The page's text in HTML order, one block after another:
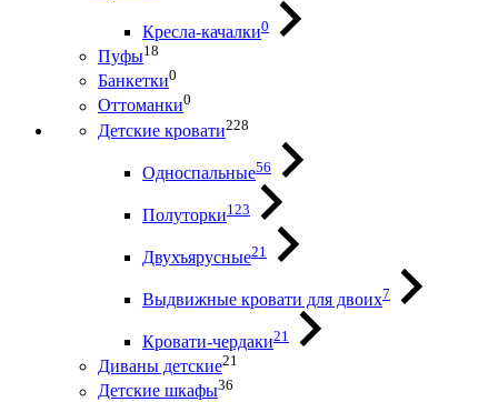
Кресла-качалки0
Пуфы18
Банкетки0
Оттоманки0
Детские кровати228
Односпальные56
Полуторки123
Двухъярусные21
Выдвижные кровати для двоих7
Кровати-чердаки21
Диваны детские21
Детские шкафы36